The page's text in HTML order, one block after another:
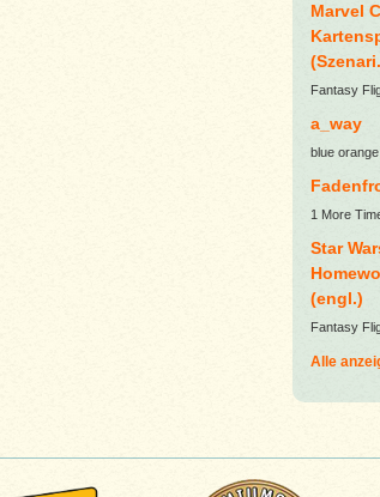
Marvel
Fantasy
a_way
blue orange
1 More
Star
(engl.)
Fantasy
Alle